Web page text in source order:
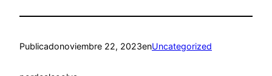
Publicadonoviembre 22, 2023enUncategorized